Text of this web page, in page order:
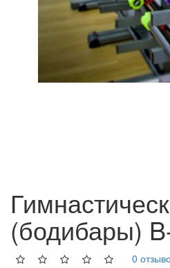
(бодибары)
0